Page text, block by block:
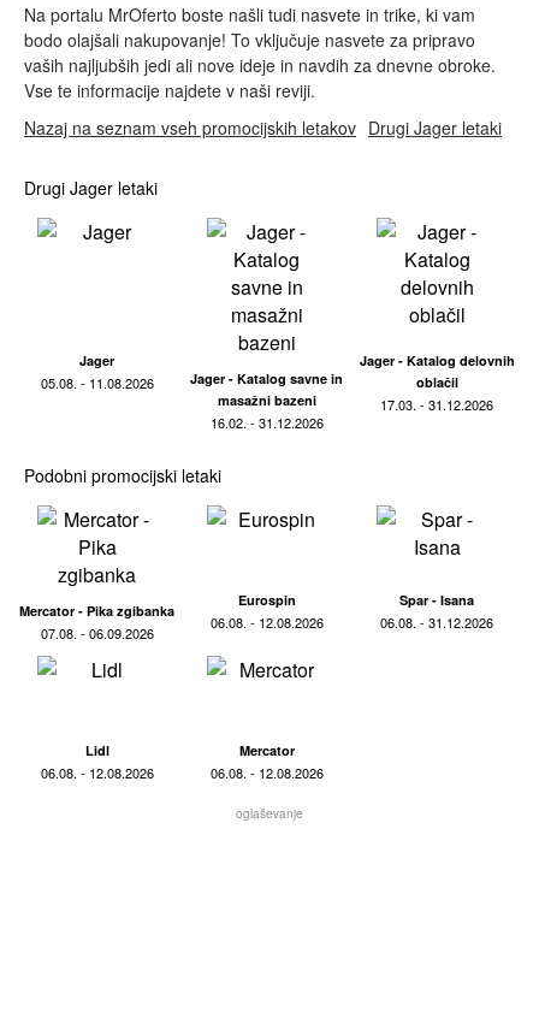
Na portalu MrOferto boste našli tudi nasvete in trike, ki vam
bodo olajšali nakupovanje! To vključuje nasvete za pripravo
vaših najljubših jedi ali nove ideje in navdih za dnevne obroke.
Vse te informacije najdete v naši reviji.
Nazaj na seznam vseh promocijskih letakov Drugi Jager letaki
Drugi Jager letaki
Jager
05.08. - 11.08.2026
Jager - Katalog savne in
masažni bazeni
16.02. - 31.12.2026
Jager - Katalog delovnih
oblačil
17.03. - 31.12.2026
Podobni promocijski letaki
Mercator - Pika zgibanka
07.08. - 06.09.2026
Eurospin
06.08. - 12.08.2026
Spar - Isana
06.08. - 31.12.2026
Lidl
06.08. - 12.08.2026
Mercator
06.08. - 12.08.2026
oglaševanje